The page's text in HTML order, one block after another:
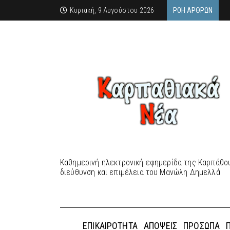
Κυριακή, 9 Αυγούστου 2026 ΡΟΉ ΆΡΘΡΩΝ
Καθημερινή ηλεκτρονική εφημερίδα της
διεύθυνση και επιμέλεια του Μανώλη Δημελλά
ΕΠΙΚΑΙΡΌΤΗΤΑ ΑΠΌΨΕΙΣ ΠΡΌΣΩΠΑ